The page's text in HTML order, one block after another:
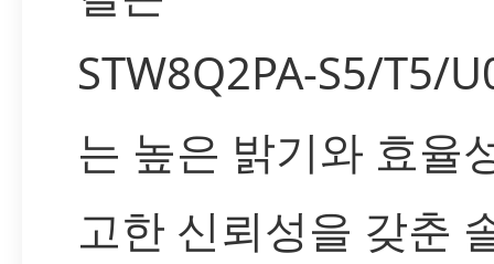
STW8Q2PA-S5/T5/
는 높은 밝기와 효율
고한 신뢰성을 갖춘